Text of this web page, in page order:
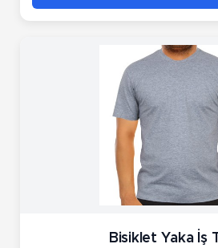
Bisiklet Yaka İş